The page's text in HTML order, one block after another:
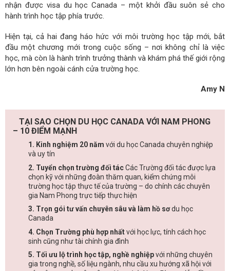
nhận được visa du học Canada – một khởi đầu suôn sẻ cho
hành trình học tập phía trước.
Hiện tại, cả hai đang háo hức với môi trường học tập mới, bắt
đầu một chương mới trong cuộc sống – nơi không chỉ là việc
học, mà còn là hành trình trưởng thành và khám phá thế giới rộng
lớn hơn bên ngoài cánh cửa trường học.
Amy N
TẠI SAO CHỌN DU HỌC CANADA VỚI NAM PHONG
– 10 ĐIỂM MẠNH
1. Kinh nghiệm 20 năm với du học Canada chuyên nghiệp
và uy tín
2. Tuyển chọn trường đối tácCác Trường đối tác được lựa
chọn kỹ với những đoàn thăm quan, kiểm chứng môi
trường học tập thực tế của trường – do chính các chuyên
gia Nam Phong trực tiếp thực hiện
3. Trọn gói tư vấn chuyên sâu và làm hồ sơdu học
Canada
4. Chọn Trường phù hợp nhấtvới học lực, tính cách học
sinh cũng như tài chính gia đình
5. Tối ưu lộ trình học tập, nghề nghiệpvới những chuyên
gia trong nghề, số liệu ngành, nhu cầu xu hướng xã hội với